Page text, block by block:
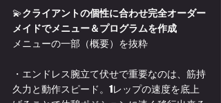
💫クライアントの個性に合わせ完全オーダー
メイドでメニュー＆プログラムを作成
メニューの一部（概要）を抜粋
・エンドレス腕立て伏せで重要なのは、筋持
久力と動作スピード。1レップの速度を底上